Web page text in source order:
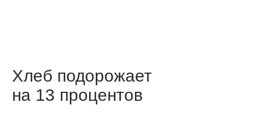
Хлеб подорожает
на 13 процентов